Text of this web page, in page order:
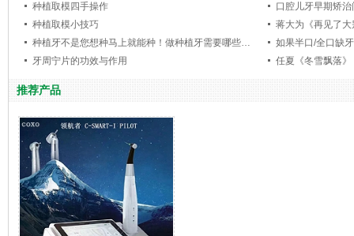
种植取模四手操作
种植取模小技巧
蒋大为《再见了大
种植牙不是您想种马上就能种！做种植牙需要哪些前提条件呢？
如果半口/全口缺
牙周宁片的功效与作用
任夏《冬雪飘落》
推荐产品